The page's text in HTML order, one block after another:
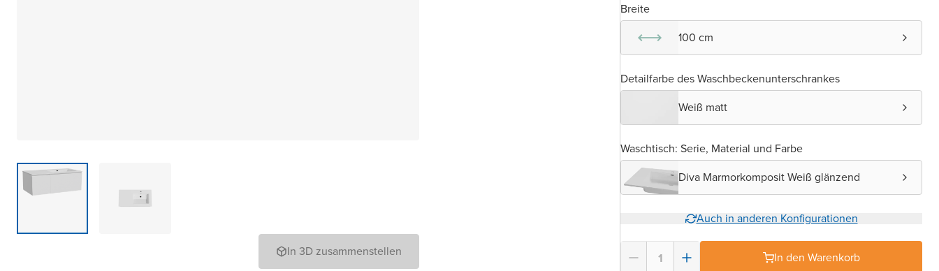
In 3D zusammenstellen
Breite
100 cm
Detailfarbe des Waschbeckenunterschrankes
Weiß matt
Waschtisch: Serie, Material und Farbe
Diva Marmorkomposit Weiß glänzend
Auch in anderen Konfigurationen
In den Warenkorb